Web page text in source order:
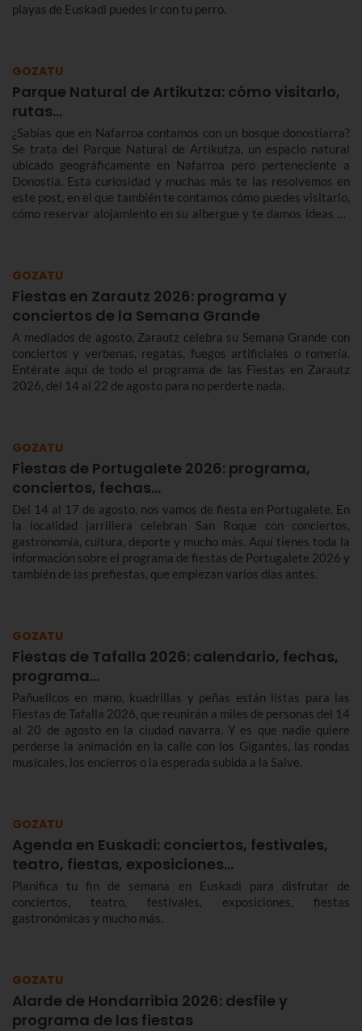
playas de Euskadi puedes ir con tu perro.
GOZATU
Parque Natural de Artikutza: cómo visitarlo,
rutas...
¿Sabías que en Nafarroa contamos con un bosque donostiarra?
Se trata del Parque Natural de Artikutza, un espacio natural
ubicado geográficamente en Nafarroa pero perteneciente a
Donostia. Esta curiosidad y muchas más te las resolvemos en
este post, en el que también te contamos cómo puedes visitarlo,
cómo reservar alojamiento en su albergue y te damos ideas de
GOZATU
Fiestas en Zarautz 2026: programa y
conciertos de la Semana Grande
A mediados de agosto, Zarautz celebra su Semana Grande con
conciertos y verbenas, regatas, fuegos artificiales o romería.
Entérate aquí de todo el programa de las Fiestas en Zarautz
2026, del 14 al 22 de agosto para no perderte nada.
GOZATU
Fiestas de Portugalete 2026: programa,
conciertos, fechas…
Del 14 al 17 de agosto, nos vamos de fiesta en Portugalete. En
la localidad jarrillera celebran San Roque con conciertos,
gastronomía, cultura, deporte y mucho más. Aquí tienes toda la
información sobre el programa de fiestas de Portugalete 2026 y
también de las prefiestas, que empiezan varios días antes.
GOZATU
Fiestas de Tafalla 2026: calendario, fechas,
programa…
Pañuelicos en mano, kuadrillas y peñas están listas para las
Fiestas de Tafalla 2026, que reunirán a miles de personas del 14
al 20 de agosto en la ciudad navarra. Y es que nadie quiere
perderse la animación en la calle con los Gigantes, las rondas
musicales, los encierros o la esperada subida a la Salve.
GOZATU
Agenda en Euskadi: conciertos, festivales,
teatro, fiestas, exposiciones…
Planifica tu fin de semana en Euskadi para disfrutar de
conciertos, teatro, festivales, exposiciones, fiestas
gastronómicas y mucho más.
GOZATU
Alarde de Hondarribia 2026: desfile y
programa de las fiestas